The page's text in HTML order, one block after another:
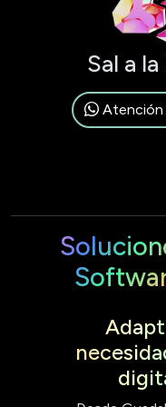
Sal a
Atención